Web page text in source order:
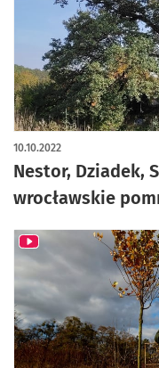
Nestor, Dziadek,
wrocławskie
10.10.2022
artykuł z galerią zdjęć